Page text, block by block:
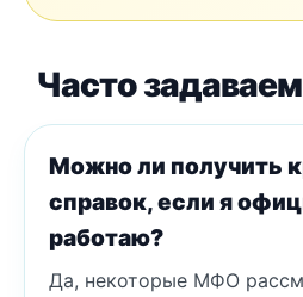
Часто
Можно ли получить
справок, если я
работаю?
Да, некоторые МФО